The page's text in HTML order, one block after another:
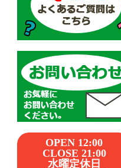
OPEN 12:00
CLOSE 21:00
水曜定休日